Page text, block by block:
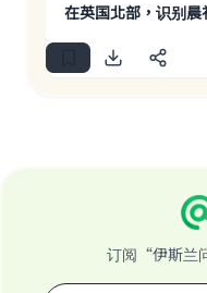
在英国北部，识别晨
订阅“伊斯兰